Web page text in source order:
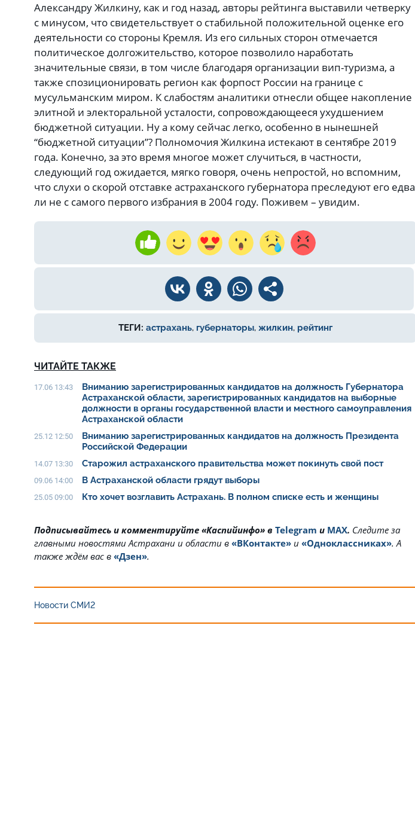
Александру Жилкину, как и год назад, авторы рейтинга выставили четверку
с минусом, что свидетельствует о стабильной положительной оценке его
деятельности со стороны Кремля. Из его сильных сторон отмечается
политическое долгожительство, которое позволило наработать
значительные связи, в том числе благодаря организации вип-туризма, а
также спозиционировать регион как форпост России на границе с
мусульманским миром. К слабостям аналитики отнесли общее накопление
элитной и электоральной усталости, сопровождающееся ухудшением
бюджетной ситуации. Ну а кому сейчас легко, особенно в нынешней
“бюджетной ситуации”? Полномочия Жилкина истекают в сентябре 2019
года. Конечно, за это время многое может случиться, в частности,
следующий год ожидается, мягко говоря, очень непростой, но вспомним,
что слухи о скорой отставке астраханского губернатора преследуют его едва
ли не с самого первого избрания в 2004 году. Поживем – увидим.
ТЕГИ: астрахань, губернаторы, жилкин, рейтинг
ЧИТАЙТЕ ТАКЖЕ
17.06 13:43
Вниманию зарегистрированных кандидатов на должность Губернатора
Астраханской области, зарегистрированных кандидатов на выборные
должности в органы государственной власти и местного самоуправления
Астраханской области
25.12 12:50
Вниманию зарегистрированных кандидатов на должность Президента
Российской Федерации
14.07 13:30 Старожил астраханского правительства может покинуть свой пост
09.06 14:00 В Астраханской области грядут выборы
25.05 09:00 Кто хочет возглавить Астрахань. В полном списке есть и женщины
Подписывайтесь и комментируйте «Каспийинфо» в Telegram и MAX. Cледите за
главными новостями Астрахани и области в «ВКонтакте» и «Одноклассниках». А
также ждём вас в «Дзен».
Новости СМИ2